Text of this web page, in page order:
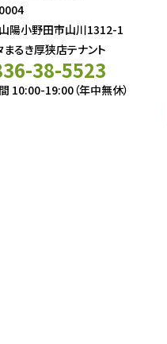
陽小野田市山川1312-1
まるき厚狭店テナント
38-5523
10:00-19:00（年中無休）